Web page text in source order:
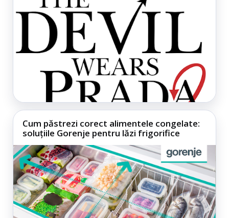
Cum păstrezi corect alimentele congelate:
soluțiile Gorenje pentru lăzi frigorifice